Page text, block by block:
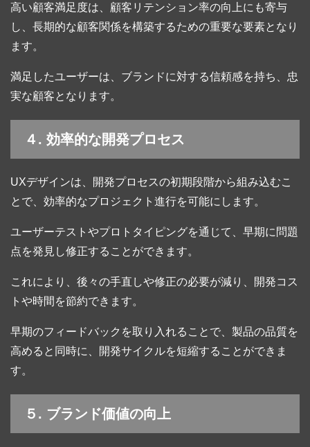
高い顧客満足度は、顧客リテンション率の向上にも寄与
し、長期的な顧客関係を構築するための重要な要素となり
ます。
満足したユーザーは、ブランドに対する信頼感を持ち、忠
実な顧客となります。
４. 効率的な開発プロセス
UXデザインは、開発プロセスの初期段階から組み込むこ
とで、効率的なプロジェクト進行を可能にします。
ユーザーテストやプロトタイピングを通じて、早期に問題
点を発見し修正することができます。
これにより、後々の手直しや修正の必要が減り、開発コス
トや時間を節約できます。
早期のフィードバックを取り入れることで、製品の品質を
高めると同時に、開発サイクルを短縮することができま
す。
５. ブランド価値の向上